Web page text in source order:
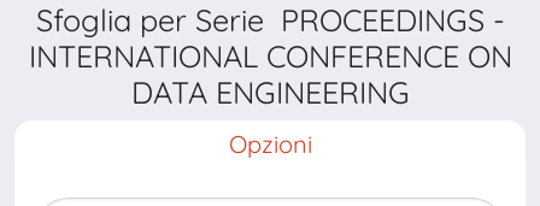
Sfoglia per Serie PROCEEDINGS -
INTERNATIONAL CONFERENCE ON
DATA ENGINEERING
Opzioni